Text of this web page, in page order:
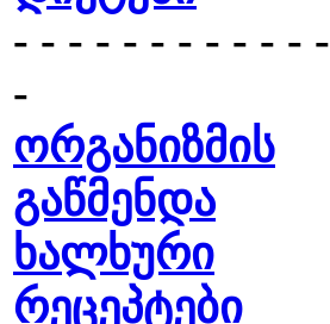
- - - - - - - - - - - -
-
ორგანიზმის
გაწმენდა
ხალხური
რეცეპტები